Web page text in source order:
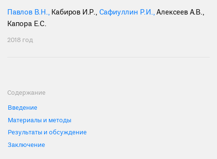
Павлов В.Н., Кабиров И.Р., Сафиуллин Р.И.,Алексеев А.В.,
Капора Е.С.
2018 год
Содержание
Введение
Материалы и методы
Результаты и обсуждение
Заключение